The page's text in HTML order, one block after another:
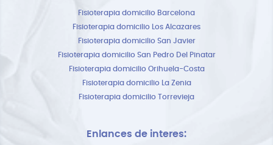
Fisioterapia domicilio Barcelona
Fisioterapia domicilio Los Alcazares
Fisioterapia domicilio San Javier
Fisioterapia domicilio San Pedro Del Pinatar
Fisioterapia domicilio Orihuela-Costa
Fisioterapia domicilio La Zenia
Fisioterapia domicilio Torrevieja
Enlances de interes: